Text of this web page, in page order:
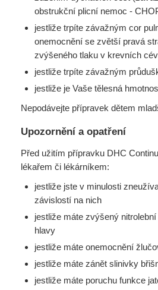
obstrukční plicní nemoc -
jestliže trpíte závažným cor
onemocnění se zvětší pravá
zvýšeného tlaku v krevních
jestliže trpíte závažným
jestliže je Vaše tělesná
Nepodávejte přípravek dětem
Upozornění a opatření
Před užitím přípravku DHC
lékařem či lékárníkem:
jestliže jste v minulosti
závislostí na nich
jestliže máte zvýšený
hlavy
jestliže máte onemocnění
jestliže máte zánět slinivky
jestliže máte poruchu funkce